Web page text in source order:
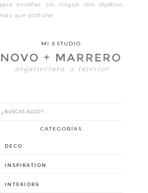
para enseñar, sin ningún otro objetivo
más que disfrutar.
MI ESTUDIO
CATEGORÍAS
DECO
INSPIRATION
INTERIORS